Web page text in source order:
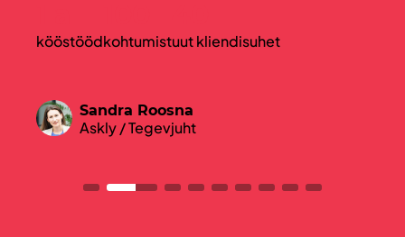
kööstöödkohtumistuut kliendisuhet
Sandra Roosna
Askly / Tegevjuht